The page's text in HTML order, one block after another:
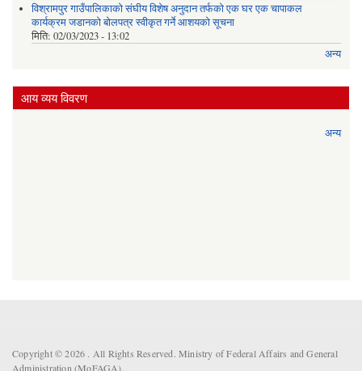
विश्रामपुर गाउँपालिकाको संघीय विशेष अनुदान तर्फको एक घर एक चापाकल
कार्यक्रम जडानको बोलपत्र स्वीकृत गर्ने आशयको सूचना
मिति: 02/03/2023 - 13:02
अन्य
आय व्यय विवरण
अन्य
Copyright © 2026 . All Rights Reserved. Ministry of Federal Affairs and General
Administration (MoFAGA).